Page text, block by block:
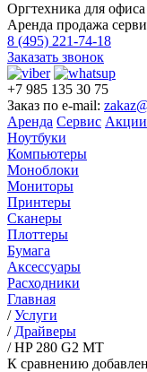
Оргтехника для офиса
Аренда продажа
8 (495) 221-74-18
Заказать звонок
+7 985 135 30 75
Заказ по e-mail:
Аренда Сервис
Ноутбуки
Компьютеры
Моноблоки
Мониторы
Принтеры
Сканеры
Плоттеры
Бумага
Аксессуары
Расходники
Главная
/Услуги
/ Драйверы
/HP 280 G2 MT
К сравнению